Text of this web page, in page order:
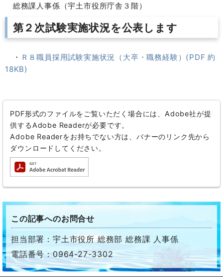
総務課人事係（宇土市役所庁舎３階）
第２次試験実施状況を公表します
・ Ｒ８職員採用試験実施状況（大卒・職務経験）(PDF 約
18KB)
PDF形式のファイルをご覧いただく場合には、Adobe社が提
供するAdobe Readerが必要です。
Adobe Readerをお持ちでない方は、バナーのリンク先から
ダウンロードしてください。
この記事へのお問合せ
担当部署：宇土市役所 総務部 総務課 人事係
電話番号：0964-27-3302